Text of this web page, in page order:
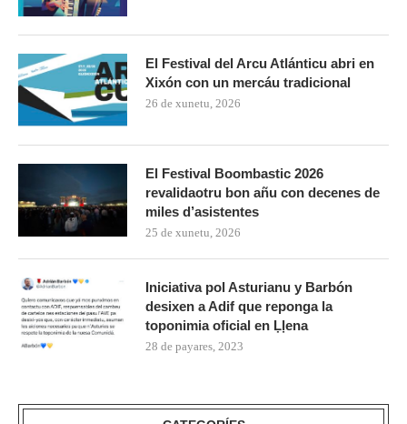
El Festival del Arcu Atlánticu abri en
Xixón con un mercáu tradicional
26 de xunetu, 2026
El Festival Boombastic 2026
revalidaotru bon añu con decenes de
miles d’asistentes
25 de xunetu, 2026
Iniciativa pol Asturianu y Barbón
desixen a Adif que reponga la
toponimia oficial en Ḷḷena
28 de payares, 2023